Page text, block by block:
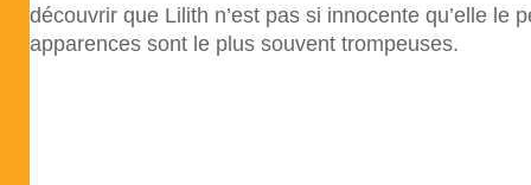
découvrir que Lilith n’est pas si innocente qu’elle le
apparences sont le plus souvent trompeuses.